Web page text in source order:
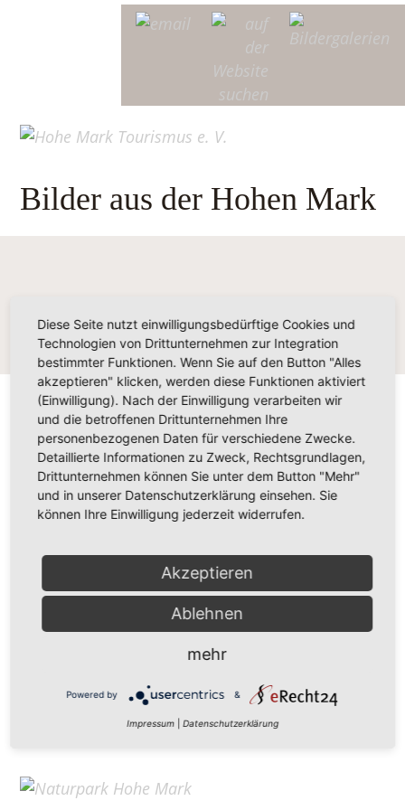
Bilder aus der Hohen Mark
Hohe Mark Tourismus e. V.
Redderstraße 421,45711 Datteln
Fon: +49 (0)2363 377 0
info@hohe-mark-tourismus.de
Datenschutz
Home
Diese Seite nutzt einwilligungsbedürftige Cookies und
Technologien von Drittunternehmen zur Integration
bestimmter Funktionen. Wenn Sie auf den Button "Alles
akzeptieren" klicken, werden diese Funktionen aktiviert
(Einwilligung). Nach der Einwilligung verarbeiten wir
und die betroffenen Drittunternehmen Ihre
personenbezogenen Daten für verschiedene Zwecke.
Detaillierte Informationen zu Zweck, Rechtsgrundlagen,
Drittunternehmen können Sie unter dem Button "Mehr"
und in unserer Datenschutzerklärung einsehen. Sie
können Ihre Einwilligung jederzeit widerrufen.
Akzeptieren
Ablehnen
mehr
Powered by &
Impressum Datenschutzerklärung